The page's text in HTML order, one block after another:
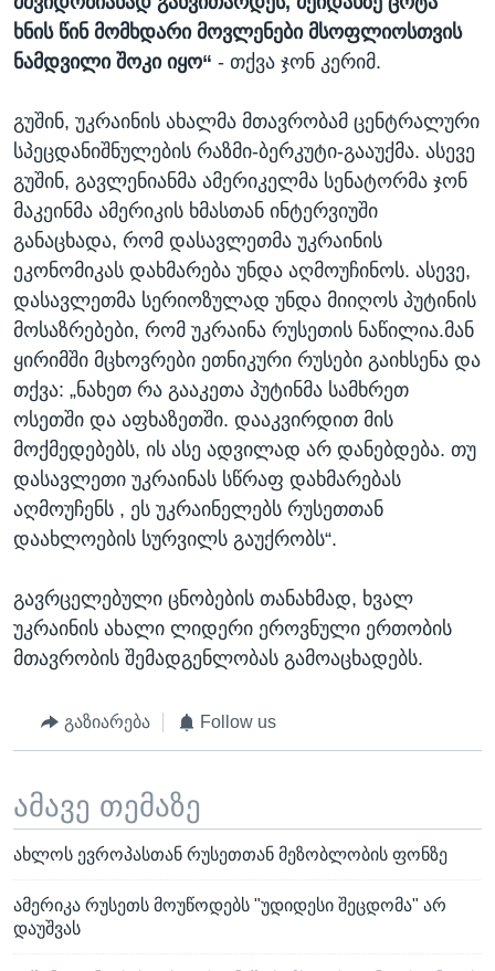
ხნის წინ მომხდარი მოვლენები მსოფლიოსთვის
ნამდვილი შოკი იყო“ - თქვა ჯონ კერიმ.
გუშინ, უკრაინის ახალმა მთავრობამ ცენტრალური
სპეცდანიშნულების რაზმი-ბერკუტი-გააუქმა. ასევე
გუშინ, გავლენიანმა ამერიკელმა სენატორმა ჯონ
მაკეინმა ამერიკის ხმასთან ინტერვიუში
განაცხადა, რომ დასავლეთმა უკრაინის
ეკონომიკას დახმარება უნდა აღმოუჩინოს. ასევე,
დასავლეთმა სერიოზულად უნდა მიიღოს პუტინის
მოსაზრებები, რომ უკრაინა რუსეთის ნაწილია.მან
ყირიმში მცხოვრები ეთნიკური რუსები გაიხსენა და
თქვა: „ნახეთ რა გააკეთა პუტინმა სამხრეთ
ოსეთში და აფხაზეთში. დააკვირდით მის
მოქმედებებს, ის ასე ადვილად არ დანებდება. თუ
დასავლეთი უკრაინას სწრაფ დახმარებას
აღმოუჩენს , ეს უკრაინელებს რუსეთთან
დაახლოების სურვილს გაუქრობს“.
გავრცელებული ცნობების თანახმად, ხვალ
უკრაინის ახალი ლიდერი ეროვნული ერთობის
მთავრობის შემადგენლობას გამოაცხადებს.
გაზიარება Follow us
ამავე თემაზე
ახლოს ევროპასთან რუსეთთან მეზობლობის ფონზე
ამერიკა რუსეთს მოუწოდებს "უდიდესი შეცდომა" არ
დაუშვას